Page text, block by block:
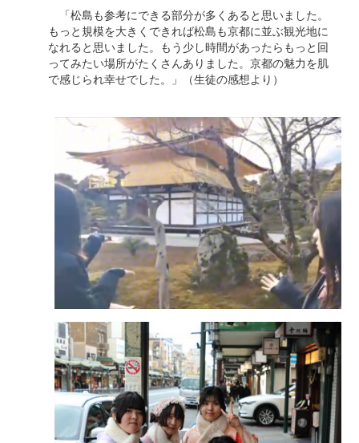
「松島も参考にできる部分が多くあると思いました。
もっと規模を大きくできれば松島も京都に並ぶ観光地に
なれると思いました。もう少し時間があったらもっと回
ってみたい場所がたくさんありました。京都の魅力を肌
で感じられ幸せでした。」（生徒の感想より）